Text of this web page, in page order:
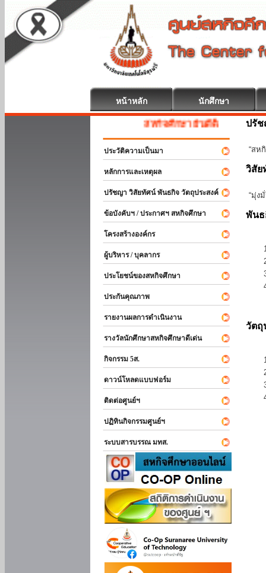
หน้าหลัก นักศึกษา
สหกิจศึกษา ยินดีต้อนรับ
ประวัติความเป็นมา
หลักการและเหตุผล
ปรัชญา วิสัยทัศน์ พันธกิจ วัตถุประสงค์
ข้อบังคับฯ / ประกาศฯ สหกิจศึกษา
โครงสร้างองค์กร
ผู้บริหาร / บุคลากร
ประโยชน์ของสหกิจศึกษา
ประกันคุณภาพ
รายงานผลการดำเนินงาน
รางวัลนักศึกษาสหกิจศึกษาดีเด่น
กิจกรรม 5ส.
ดาวน์โหลดแบบฟอร์ม
ติดต่อศูนย์ฯ
ปฏิทินกิจกรรมศูนย์ฯ
ระบบสารบรรณ มทส.
ปรั
“สห
วิสัย
“มุ่ง
พัน
วัตถุ